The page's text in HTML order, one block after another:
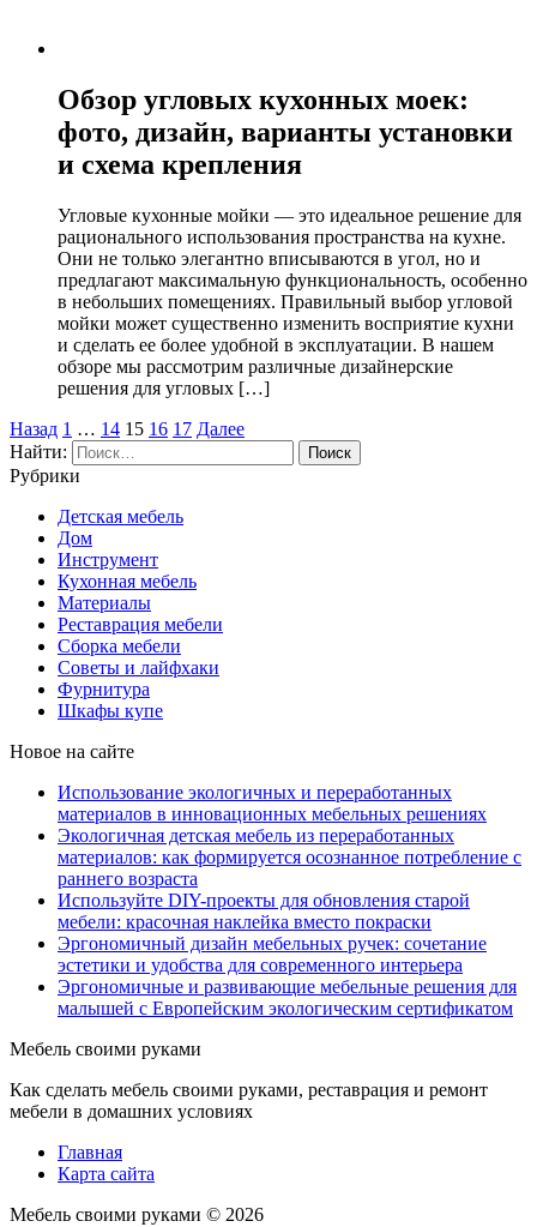
Обзор угловых кухонных моек:
фото, дизайн, варианты установки
и схема крепления
Угловые кухонные мойки — это идеальное решение для
рационального использования пространства на кухне.
Они не только элегантно вписываются в угол, но и
предлагают максимальную функциональность, особенно
в небольших помещениях. Правильный выбор угловой
мойки может существенно изменить восприятие кухни
и сделать ее более удобной в эксплуатации. В нашем
обзоре мы рассмотрим различные дизайнерские
решения для угловых […]
Назад 1 … 14 15 16 17 Далее
Найти:
Рубрики
Детская мебель
Дом
Инструмент
Кухонная мебель
Материалы
Реставрация мебели
Сборка мебели
Советы и лайфхаки
Фурнитура
Шкафы купе
Новое на сайте
Использование экологичных и переработанных
материалов в инновационных мебельных решениях
Экологичная детская мебель из переработанных
материалов: как формируется осознанное потребление с
раннего возраста
Используйте DIY-проекты для обновления старой
мебели: красочная наклейка вместо покраски
Эргономичный дизайн мебельных ручек: сочетание
эстетики и удобства для современного интерьера
Эргономичные и развивающие мебельные решения для
малышей с Европейским экологическим сертификатом
Мебель своими руками
Как сделать мебель своими руками, реставрация и ремонт
мебели в домашних условиях
Главная
Карта сайта
Мебель своими руками © 2026